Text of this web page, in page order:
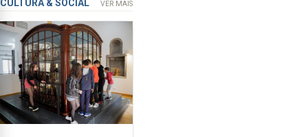
garante
a
abertura
dos
museus
e
núcleos
CULTURA & SOCIAL VER MAIS